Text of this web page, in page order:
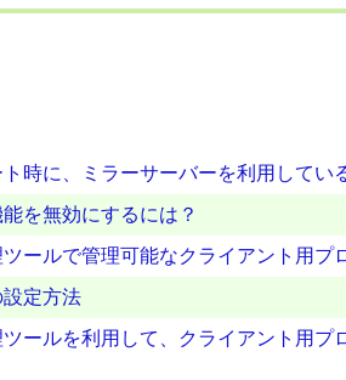
時に、ミラーサーバーを利用して
を無効にするには？
ールで管理可能なクライアント用プ
設定方法
ールを利用して、クライアント用